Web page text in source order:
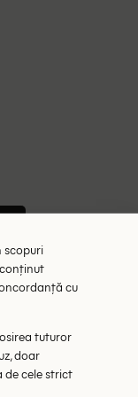
mango outlet
shein
scopuri
cu
tuturor
doar
de cele strict